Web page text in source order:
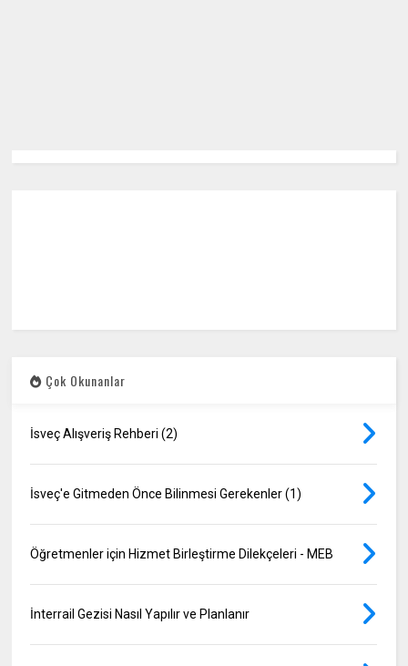
Çok Okunanlar
İsveç Alışveriş Rehberi (2)
İsveç'e Gitmeden Önce Bilinmesi Gerekenler (1)
Öğretmenler için Hizmet Birleştirme Dilekçeleri - MEB
İnterrail Gezisi Nasıl Yapılır ve Planlanır